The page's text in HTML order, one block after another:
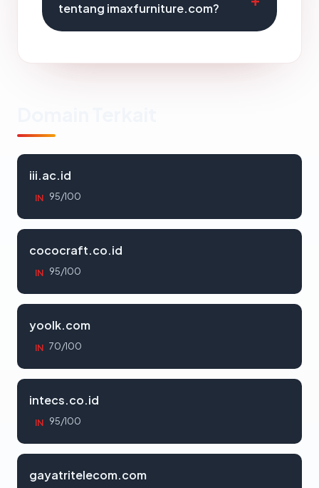
tentang imaxfurniture.com?
iii.ac.id
IN 95/100
cococraft.co.id
IN 95/100
yoolk.com
IN 70/100
intecs.co.id
IN 95/100
gayatritelecom.com